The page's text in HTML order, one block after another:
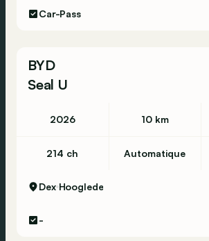
Car-Pass
BYD
Seal U
2026 10 km
214 ch Automatique
Dex Hooglede
-